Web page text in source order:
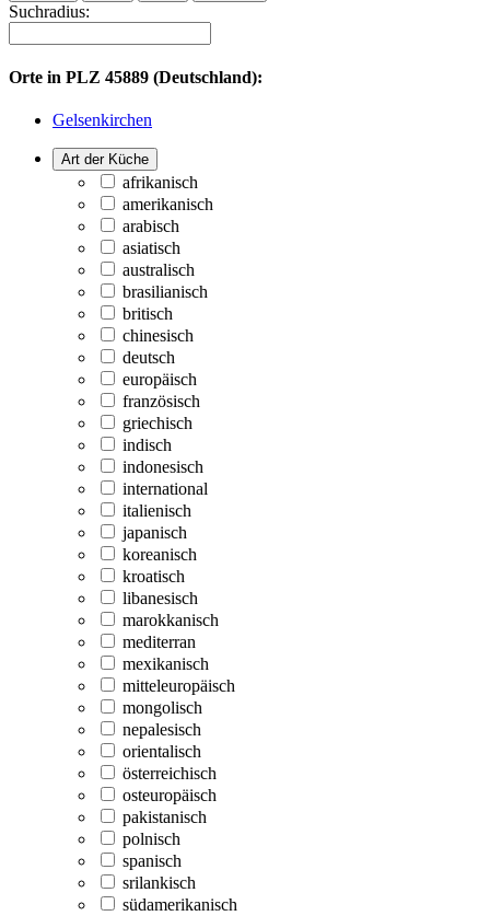
Suchradius:
Orte in PLZ 45889 (Deutschland):
Gelsenkirchen
Art der Küche
afrikanisch
amerikanisch
arabisch
asiatisch
australisch
brasilianisch
britisch
chinesisch
deutsch
europäisch
französisch
griechisch
indisch
indonesisch
international
italienisch
japanisch
koreanisch
kroatisch
libanesisch
marokkanisch
mediterran
mexikanisch
mitteleuropäisch
mongolisch
nepalesisch
orientalisch
österreichisch
osteuropäisch
pakistanisch
polnisch
spanisch
srilankisch
südamerikanisch